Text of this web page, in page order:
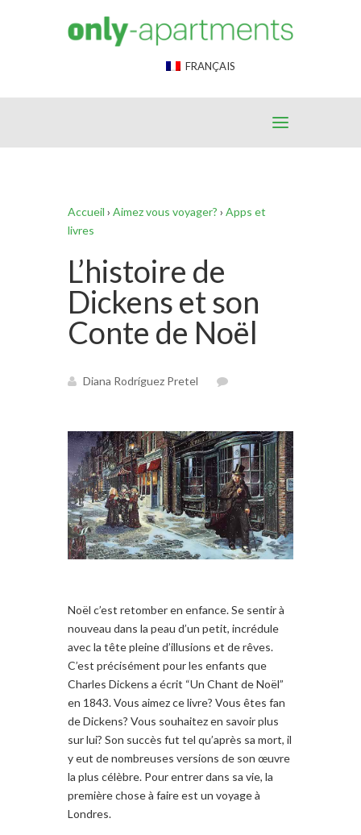
FRANÇAIS
Accueil › Aimez vous voyager? › Apps et
livres
L’histoire de
Dickens et son
Conte de Noël
Diana Rodríguez Pretel
Noël c’est retomber en enfance. Se sentir à
nouveau dans la peau d’un petit, incrédule
avec la tête pleine d’illusions et de rêves.
C’est précisément pour les enfants que
Charles Dickens a écrit “Un Chant de Noël”
en 1843. Vous aimez ce livre? Vous êtes fan
de Dickens? Vous souhaitez en savoir plus
sur lui? Son succès fut tel qu’après sa mort, il
y eut de nombreuses versions de son œuvre
la plus célèbre. Pour entrer dans sa vie, la
première chose à faire est un voyage à
Londres.